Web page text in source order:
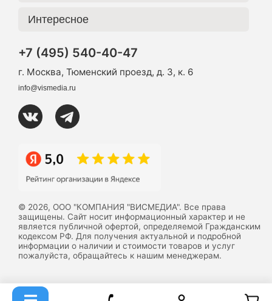
Интересное
+7 (495) 540-40-47
г. Москва, Тюменский проезд, д. 3, к. 6
info@vismedia.ru
© 2026, ООО "КОМПАНИЯ "ВИСМЕДИА". Все права
защищены. Сайт носит информационный характер и не
является публичной офертой, определяемой Гражданским
кодексом РФ. Для получения актуальной и подробной
информации о наличии и стоимости товаров и услуг
пожалуйста, обращайтесь к нашим менеджерам.